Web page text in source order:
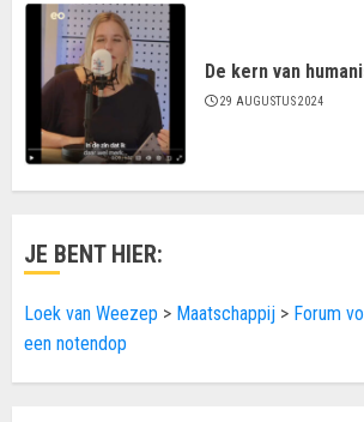
De kern van
29 AUGUSTUS 2024
JE BENT HIER:
Loek van Weezep > Maatschappij > Forum
een notendop